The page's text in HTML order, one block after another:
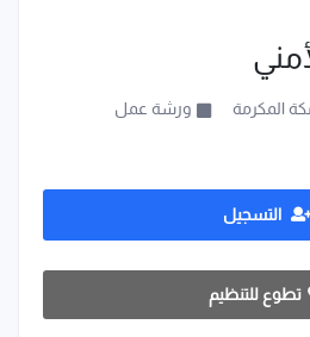
المكرمة ورشة عمل
التسجيل
تطوع للتنظيم